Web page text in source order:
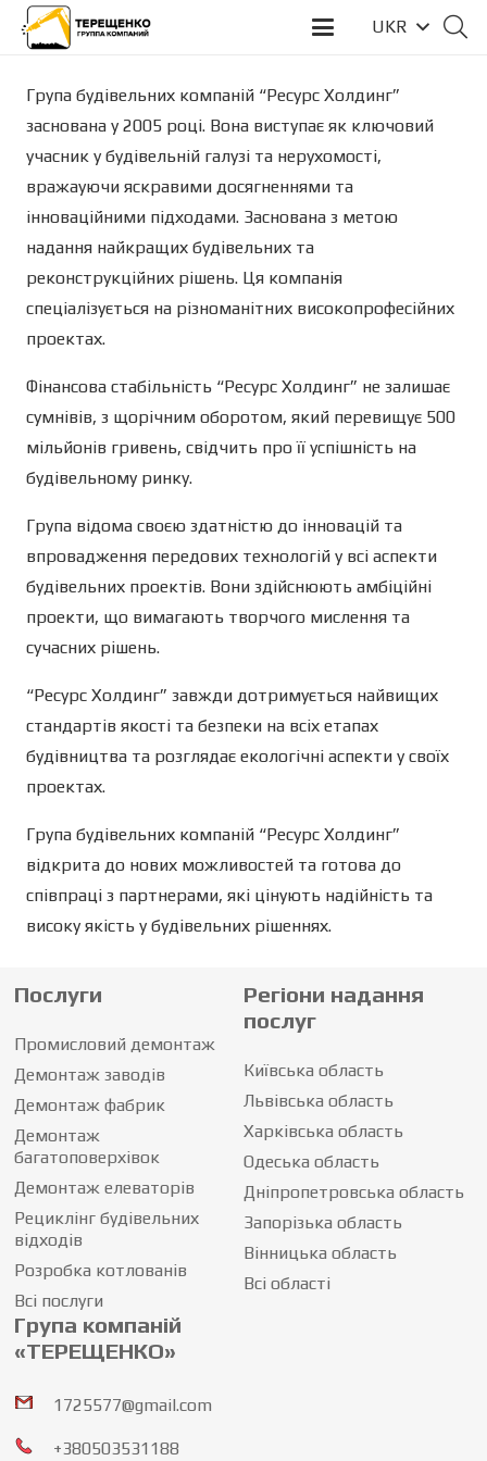
UKR
Група будівельних компаній “Ресурс Холдинг”
заснована у 2005 році. Вона виступає як ключовий
учасник у будівельній галузі та нерухомості,
вражауючи яскравими досягненнями та
інноваційними підходами. Заснована з метою
надання найкращих будівельних та
реконструкційних рішень. Ця компанія
спеціалізується на різноманітних високопрофесійних
проектах.
Фінансова стабільність “Ресурс Холдинг” не залишає
сумнівів, з щорічним оборотом, який перевищує 500
мільйонів гривень, свідчить про її успішність на
будівельному ринку.
Група відома своєю здатністю до інновацій та
впровадження передових технологій у всі аспекти
будівельних проектів. Вони здійснюють амбіційні
проекти, що вимагають творчого мислення та
сучасних рішень.
“Ресурс Холдинг” завжди дотримується найвищих
стандартів якості та безпеки на всіх етапах
будівництва та розглядає екологічні аспекти у своїх
проектах.
Група будівельних компаній “Ресурс Холдинг”
відкрита до нових можливостей та готова до
співпраці з партнерами, які цінують надійність та
високу якість у будівельних рішеннях.
Послуги
Промисловий демонтаж
Демонтаж заводів
Демонтаж фабрик
Демонтаж
багатоповерхівок
Демонтаж елеваторів
Рециклінг будівельних
відходів
Розробка котлованів
Всі послуги
Регіони надання
послуг
Київська область
Львівська область
Харківська область
Одеська область
Дніпропетровська область
Запорізька область
Вінницька область
Всі області
Група компаній
«ТЕРЕЩЕНКО»
1725577@gmail.com
+380503531188